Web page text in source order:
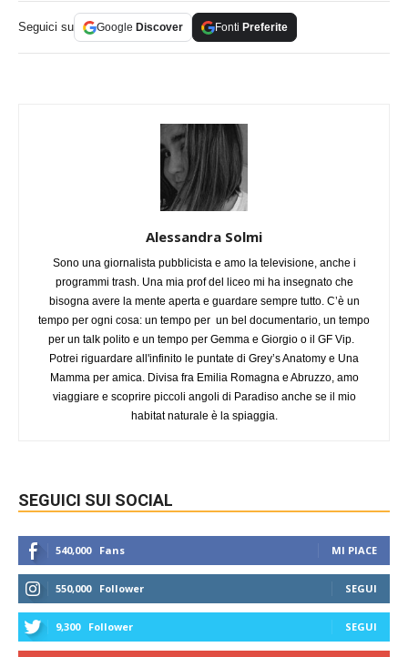
Seguici su Google Discover Fonti Preferite
Alessandra Solmi
Sono una giornalista pubblicista e amo la televisione, anche i
programmi trash. Una mia prof del liceo mi ha insegnato che
bisogna avere la mente aperta e guardare sempre tutto. C’è un
tempo per ogni cosa: un tempo per un bel documentario, un tempo
per un talk polito e un tempo per Gemma e Giorgio o il GF Vip.
Potrei riguardare all'infinito le puntate di Grey’s Anatomy e Una
Mamma per amica. Divisa fra Emilia Romagna e Abruzzo, amo
viaggiare e scoprire piccoli angoli di Paradiso anche se il mio
habitat naturale è la spiaggia.
SEGUICI SUI SOCIAL
540,000 Fans MI PIACE
550,000 Follower SEGUI
9,300 Follower SEGUI